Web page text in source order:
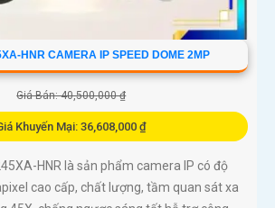
HNR CAMERA IP SPEED DOME 2MP
Giá Bán: 40,500,000 ₫
Khuyến Mại: 36,608,000 ₫
HNR là sản phẩm camera IP có độ
cao cấp, chất lượng, tầm quan sát xa